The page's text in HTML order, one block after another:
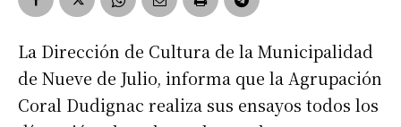
La Dirección de Cultura de la Municipalidad
de Nueve de Julio, informa que la Agrupación
Coral Dudignac realiza sus ensayos todos los